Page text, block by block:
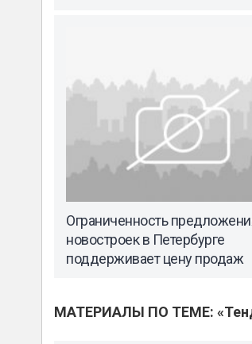
Ограниченность
новостроек в Петербурге
поддерживает цену продаж
МАТЕРИАЛЫ ПО ТЕМЕ: